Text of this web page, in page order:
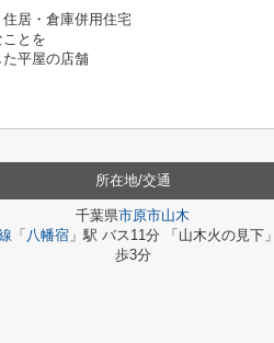
居・倉庫併用住宅
とを
平屋の店舗
所在地/交通
千葉県市原市山木
「 八幡宿」駅 バス11分 「山木火の見下
歩3分